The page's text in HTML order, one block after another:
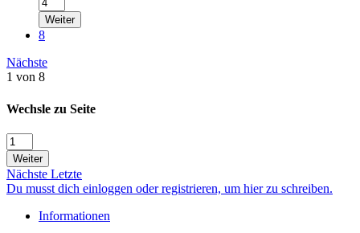
Weiter
8
Nächste
1 von 8
Wechsle zu Seite
Weiter
Nächste Letzte
Du musst dich einloggen oder registrieren, um hier zu schreiben.
Informationen